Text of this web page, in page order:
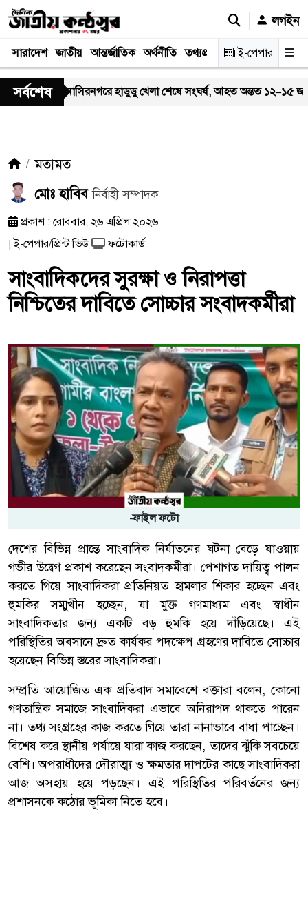
লগইন
সারাদেশ জাতীয় আন্তর্জাতিক অর্থনীতি তথ্যপ্রযুক্তি স্বাস্থ্য আইন-
ই-পেপার
সর্বশেষ
নাসিরনগরে হাডুডু খেলা শেষে সংঘর্ষ, আহত অন্তত ১২–১৫ জন;
মতামত
মোঃ হাবিবনির্বাহী সম্পাদক
প্রকাশ : রোববার, ২৬ এপ্রিল ২০২৬
| ই-পেপার/প্রিন্ট ভিউ ফটোকার্ড
সাংবাদিকদের সুরক্ষা ও নিরাপত্তা
নিশ্চিতের দাবিতে সোচ্চার সংবাদকর্মীরা
-ফাইল ফটো
দেশের বিভিন্ন প্রান্তে সাংবাদিক নির্যাতনের ঘটনা বেড়ে যাওয়ায়
গভীর উদ্বেগ প্রকাশ করেছেন সংবাদকর্মীরা। পেশাগত দায়িত্ব পালন
করতে গিয়ে সাংবাদিকরা প্রতিনিয়ত হামলার শিকার হচ্ছেন এবং
হুমকির সম্মুখীন হচ্ছেন, যা মুক্ত গণমাধ্যম এবং স্বাধীন
সাংবাদিকতার জন্য একটি বড় হুমকি হয়ে দাঁড়িয়েছে। এই
পরিস্থিতির অবসানে দ্রুত কার্যকর পদক্ষেপ গ্রহণের দাবিতে সোচ্চার
হয়েছেন বিভিন্ন স্তরের সাংবাদিকরা।
সম্প্রতি আয়োজিত এক প্রতিবাদ সমাবেশে বক্তারা বলেন, কোনো
গণতান্ত্রিক সমাজে সাংবাদিকরা এভাবে অনিরাপদ থাকতে পারেন
না। তথ্য সংগ্রহের কাজ করতে গিয়ে তারা নানাভাবে বাধা পাচ্ছেন।
বিশেষ করে স্থানীয় পর্যায়ে যারা কাজ করছেন, তাদের ঝুঁকি সবচেয়ে
বেশি। অপরাধীদের দৌরাত্ম্য ও ক্ষমতার দাপটের কাছে সাংবাদিকরা
আজ অসহায় হয়ে পড়ছেন। এই পরিস্থিতির পরিবর্তনের জন্য
প্রশাসনকে কঠোর ভূমিকা নিতে হবে।